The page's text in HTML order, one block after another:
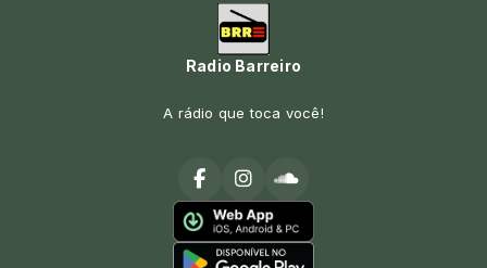
Radio Barreiro
A rádio que toca você!